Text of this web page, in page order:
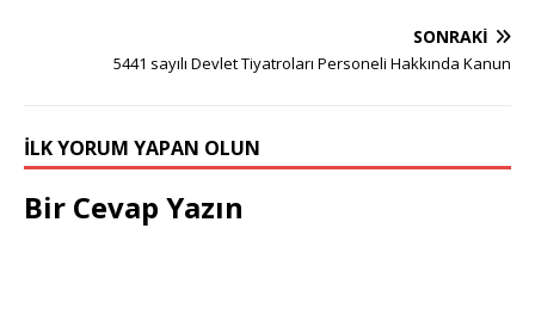
SONRAKI
5441 sayılı Devlet Tiyatroları Personeli Hakkında Kanun
İLK YORUM YAPAN OLUN
Bir Cevap Yazın